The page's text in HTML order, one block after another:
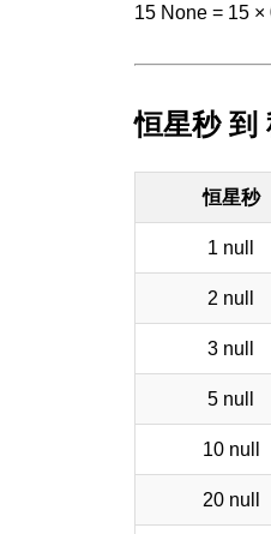
15 None = 15
恒星秒 到
恒星秒
1 null
2 null
3 null
5 null
10 null
20 null